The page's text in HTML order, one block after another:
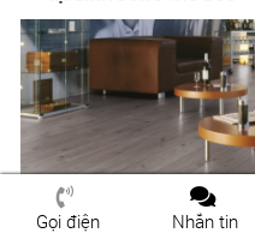
Gọi điện Nhắn tin